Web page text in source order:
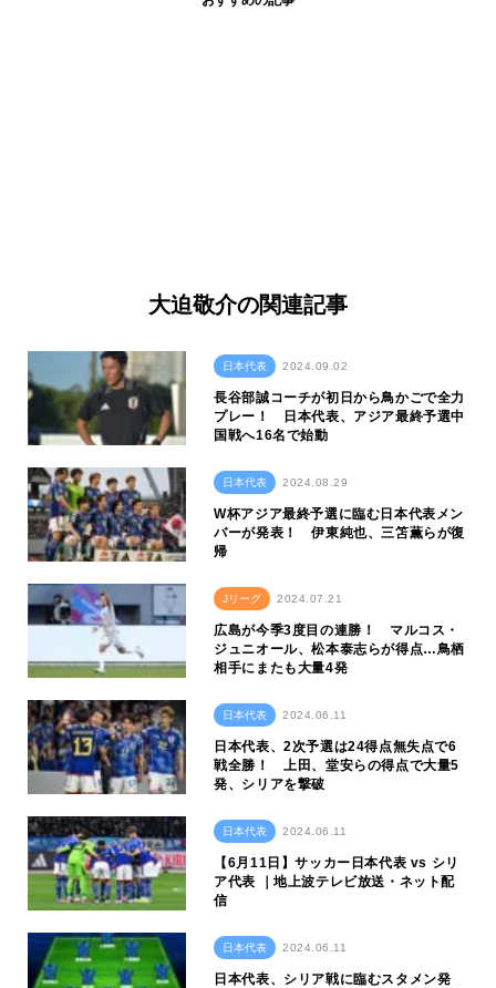
大迫敬介の関連記事
日本代表 2024.09.02
長谷部誠コーチが初日から鳥かごで全力
プレー！ 日本代表、アジア最終予選中
国戦へ16名で始動
日本代表 2024.08.29
W杯アジア最終予選に臨む日本代表メン
バーが発表！ 伊東純也、三笘薫らが復
帰
Jリーグ 2024.07.21
広島が今季3度目の連勝！ マルコス・
ジュニオール、松本泰志らが得点…鳥栖
相手にまたも大量4発
日本代表 2024.06.11
日本代表、2次予選は24得点無失点で6
戦全勝！ 上田、堂安らの得点で大量5
発、シリアを撃破
日本代表 2024.06.11
【6月11日】サッカー日本代表 vs シリ
ア代表 ｜地上波テレビ放送・ネット配
信
日本代表 2024.06.11
日本代表、シリア戦に臨むスタメン発